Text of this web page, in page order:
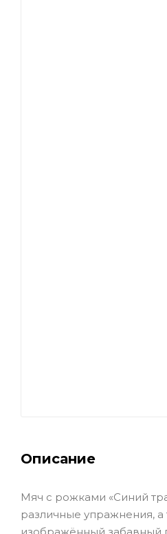
Описание
Мяч с рожками «Синий
различные упражнения, а